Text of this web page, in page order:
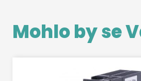
Mohlo by se